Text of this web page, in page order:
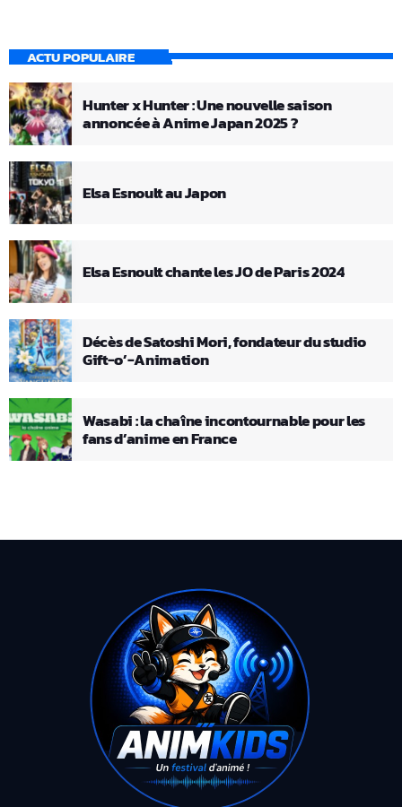
ACTU POPULAIRE
Hunter x Hunter : Une nouvelle saison
annoncée à Anime Japan 2025 ?
Elsa Esnoult au Japon
Elsa Esnoult chante les JO de Paris 2024
Décès de Satoshi Mori, fondateur du studio
Gift-o’-Animation
Wasabi : la chaîne incontournable pour les
fans d’anime en France